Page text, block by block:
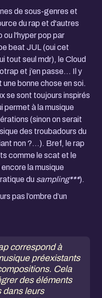
de sous-genres et
du rap et d'autres
ou l'hyper pop par
beat JUL (oui cet
tout seul mdr), le Cloud
et j’en passe… Il y
bonne chose en soi.
se sont toujours inspirés
permet à la musique
(sinon on serait
des troubadours du
non ?...). Bref, le rap
comme le scat et le
la musique
du sampling***).
pas l’ombre d’un
correspond à
préexistants
Cela
des éléments
dans leurs